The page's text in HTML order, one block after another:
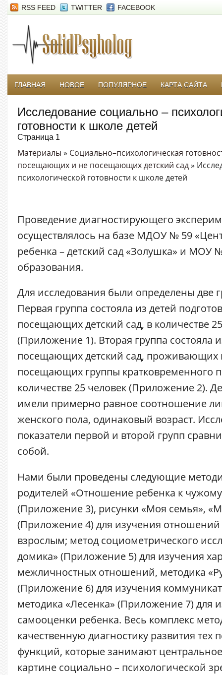
RSS FEED TWITTER FACEBOOK
ГЛАВНАЯ НОВОЕ ПОПУЛЯРНОЕ КАРТА САЙТА
Исследование социально –
готовности к школе детей
Страница 1
Материалы » Социально–психологическая
посещающих и не посещающих детский сад»
психологической готовности к школе детей
Проведение диагностирующего
осуществлялось на базе МДОУ № 59
ребенка – детский сад «Золушка» и МОУ
образования.
Для исследования были определены две
Первая группа состояла из детей
посещающих детский сад, в количестве
(Приложение 1). Вторая группа состояла
посещающих детский сад, проживающих
посещающих группы кратковременного
количестве 25 человек (Приложение 2).
имели примерно равное соотношение
женского пола, одинаковый возраст.
показатели первой и второй групп
собой.
Нами были проведены следующие
родителей «Отношение ребенка к
(Приложение 3), рисунки «Моя семья»,
(Приложение 4) для изучения
взрослым; метод социометрического
домика» (Приложение 5) для изучения
межличностных отношений, методика
(Приложение 6) для изучения
методика «Лесенка» (Приложение 7) для
самооценки ребенка. Весь комплекс
качественную диагностику развития тех
функций, которые занимают
картине социально – психологической